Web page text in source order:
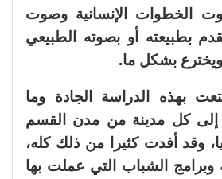
الخطوات الإنسانية وصوت
بطبيعته أو بصوته الطبيعي
بشكل ما.
بهذه الدراسة الجادة وما
إلى كل مدينة من مدن القسم
وقد أفدت كثيرا من ذلك كله،
وبرامج الشباب التي عملت بها